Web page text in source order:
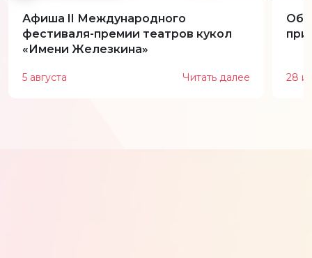
Афиша II Международного
фестиваля-премии театров кукол
«Имени Железкина»
5 августа Читать далее 28